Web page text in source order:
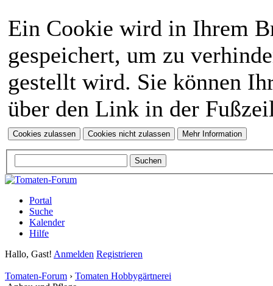
Ein Cookie wird in Ihrem
gespeichert, um zu
gestellt wird. Sie können
über den Link in der
Portal
Suche
Kalender
Hilfe
Hallo, Gast! Anmelden Registrieren
Tomaten-Forum › Tomaten Hobbygärtnerei